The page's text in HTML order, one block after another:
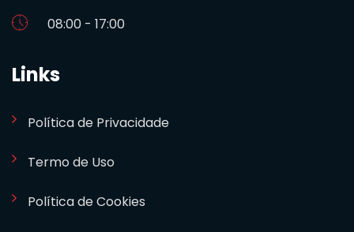
08:00 - 17:00
Links
Política de Privacidade
Termo de Uso
Política de Cookies